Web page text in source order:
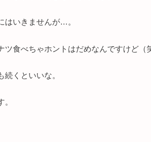
はいきませんが…。
食べちゃホントはだめなんですけど（
くといいな。